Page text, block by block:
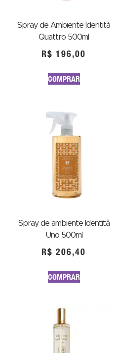
Spray de Ambiente Identità
Quattro 500ml
R$ 196,00
COMPRAR
Spray de ambiente Identità
Uno 500ml
R$ 206,40
COMPRAR